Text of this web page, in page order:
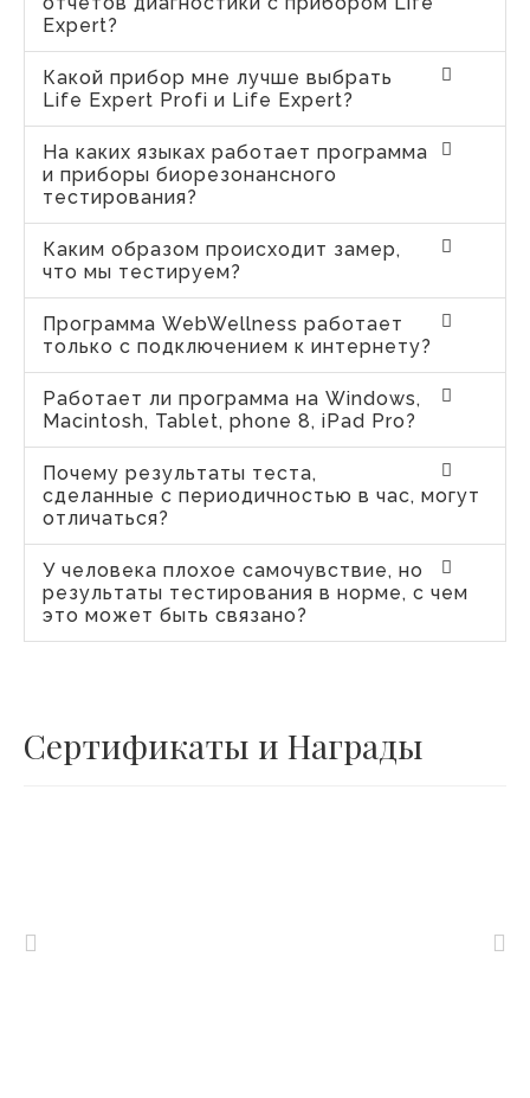
Expert?
Какой прибор мне лучше выбрать
Life Expert Profi и Life Expert?
На каких языках работает программа
и приборы биорезонансного
тестирования?
Каким образом происходит замер,
что мы тестируем?
Программа WebWellness работает
только с подключением к интернету?
Работает ли программа на Windows,
Macintosh, Tablet, phone 8, iPad Pro?
Почему результаты теста,
сделанные с периодичностью в час, могут
отличаться?
У человека плохое самочувствие, но
результаты тестирования в норме, с чем
это может быть связано?
Сертификаты и Награды